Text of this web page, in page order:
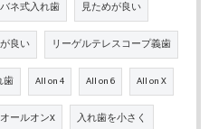
バネ式入れ歯 見ためが良い
良い リーゲルテレスコープ義歯
歯 All on 4 All on 6 All on X
オールオンX 入れ歯を小さく